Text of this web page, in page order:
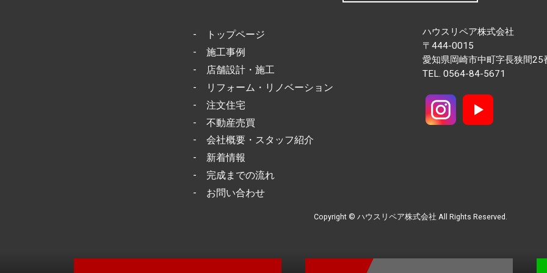
-
トップページ
- 施工事例
-
店舗設計・施工
-
リフォーム・リノベーション
- 注文住宅
- 不動産売買
- 会社概要・スタッフ紹介
- 新着情報
- 完成までの流れ
- お問い合わせ
ハウスリペア株式会社
〒444-0015
愛知県岡崎市中町字長狭間25
TEL. 0564-84-5671
Copyright © ハウスリペア株式会社 All Rights Reserved.